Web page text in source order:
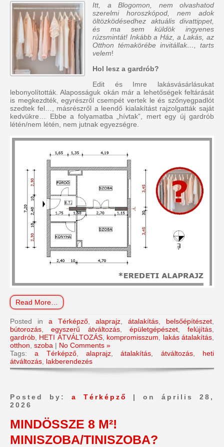
Itt, a Blogomon, nem olvashatod
szerelmi horoszkópod, nem adok
öltözködésedhez aktuális divattippet,
és ma sem küldök ingyenes
rúzsmintát! Inkább a Ház, a Lakás, az
Otthon témakörébe invitállak…, tarts
velem!
Hol lesz a gardrób?
Edit és Imre lakásvásárlásukat
lebonyolították. Alaposságuk okán már a lehetőségek feltárását
is megkezdték, egyrészről csempét vertek le és szőnyegpadlót
szedtek fel…, másrészről a leendő kialakítást rajzolgatták saját
kedvükre… Ebbe a folyamatba „hívtak”, mert egy új gardrób
létén/nem létén, nem jutnak egyezségre.
Read More…
Posted in a Térképző alaprajz átalakítás belsőépítészet
bútorozás ,egyszerű átváltozás, épületgépészet, felújítás
gardrób HETI ÁTVÁLTOZÁS, kompromisszum lakás átalakítás
otthon szoba | No Comments »
Tags:a Térképző,alaprajz ,átalakítás átváltozás, heti
átváltozás lakberendezés
Posted by: a Térképző
| on április 28,
2026
MINDÖSSZE 8 M²!
MINISZOBA/TINISZOBA?